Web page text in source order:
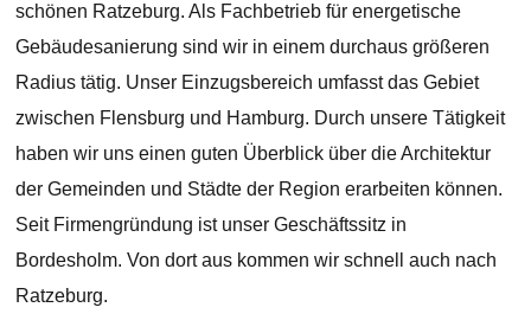
schönen Ratzeburg. Als Fachbetrieb für energetische
Gebäudesanierung sind wir in einem durchaus größeren
Radius tätig. Unser Einzugsbereich umfasst das Gebiet
zwischen Flensburg und Hamburg. Durch unsere Tätigkeit
haben wir uns einen guten Überblick über die Architektur
der Gemeinden und Städte der Region erarbeiten können.
Seit Firmengründung ist unser Geschäftssitz in
Bordesholm. Von dort aus kommen wir schnell auch nach
Ratzeburg.